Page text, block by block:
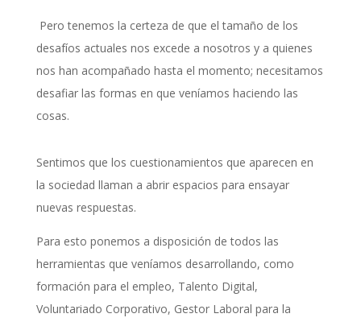
Pero tenemos la certeza de que el tamaño de los
desafíos actuales nos excede a nosotros y a quienes
nos han acompañado hasta el momento; necesitamos
desafiar las formas en que veníamos haciendo las
cosas.
Sentimos que los cuestionamientos que aparecen en
la sociedad llaman a abrir espacios para ensayar
nuevas respuestas.
Para esto ponemos a disposición de todos las
herramientas que veníamos desarrollando, como
formación para el empleo, Talento Digital,
Voluntariado Corporativo, Gestor Laboral para la